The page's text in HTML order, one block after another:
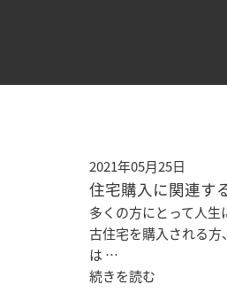
2021年05月25日
住宅購入に関連す
多くの方にとって人
古住宅を購入される方
は …
続きを読む